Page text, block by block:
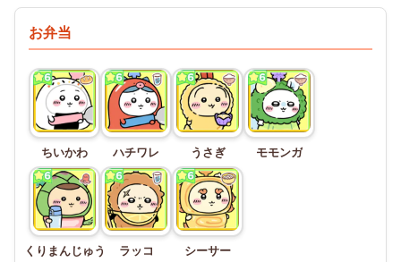
お弁当
ちいかわ ハチワレ うさぎ モモンガ
くりまんじゅう ラッコ シーサー